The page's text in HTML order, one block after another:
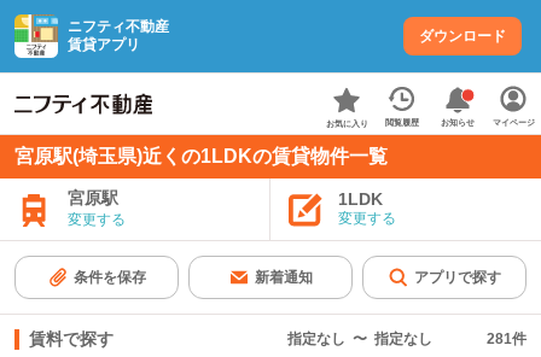
ニフティ不動産
賃貸アプリ
ダウンロード
お気に入り 閲覧履歴 お知らせ マイページ
宮原駅(埼玉県)近くの1LDKの賃貸物件一覧
宮原駅
変更する
1LDK
変更する
条件を保存 新着通知 アプリで探す
賃料で探す 指定なし 〜 指定なし 281件